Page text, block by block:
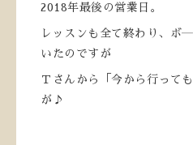
2018年最後の営業日。
レッスンも全て終わり、
いたのですが
Ｔさんから「今から行って
が♪